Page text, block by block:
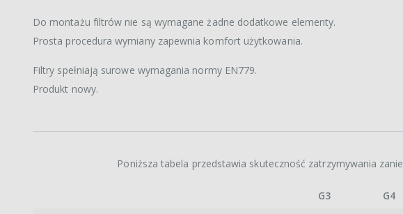
Do montażu filtrów nie są wymagane żadne dodatkowe elementy.
Prosta procedura wymiany zapewnia komfort użytkowania.
Filtry spełniają surowe wymagania normy EN779.
Produkt nowy.
Poniższa tabela przedstawia skuteczność zatrzymywania
G3 G4